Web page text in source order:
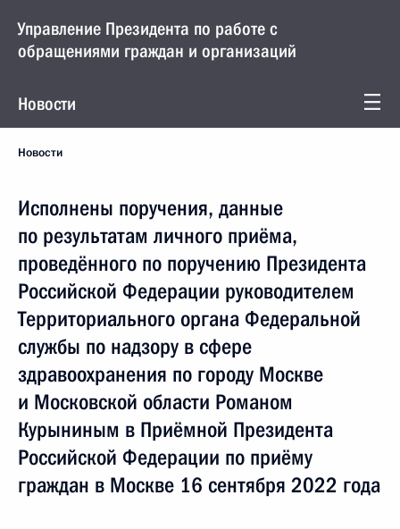
Управление Президента по работе с
обращениями граждан и организаций
Новости
Новости
Исполнены поручения, данные
по результатам личного приёма,
проведённого по поручению Президента
Российской Федерации руководителем
Территориального органа Федеральной
службы по надзору в сфере
здравоохранения по городу Москве
и Московской области Романом
Курыниным в Приёмной Президента
Российской Федерации по приёму
граждан в Москве 16 сентября 2022 года